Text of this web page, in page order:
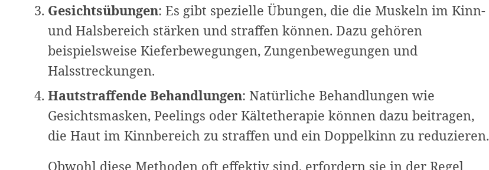
Gesichtsübungen: Es gibt spezielle Übungen, die die Muskeln im Kinn-
und Halsbereich stärken und straffen können. Dazu gehören
beispielsweise Kieferbewegungen, Zungenbewegungen und
Halsstreckungen.
Hautstraffende Behandlungen: Natürliche Behandlungen wie
Gesichtsmasken, Peelings oder Kältetherapie können dazu beitragen,
die Haut im Kinnbereich zu straffen und ein Doppelkinn zu reduzieren.
Obwohl diese Methoden oft effektiv sind, erfordern sie in der Regel